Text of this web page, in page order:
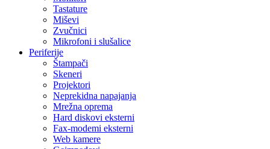
Tastature
Miševi
Zvučnici
Mikrofoni i slušalice
Periferije
Štampači
Skeneri
Projektori
Neprekidna napajanja
Mrežna oprema
Hard diskovi eksterni
Fax-modemi eksterni
Web kamere